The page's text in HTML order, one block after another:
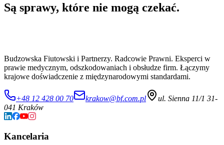
Są sprawy, które nie mogą czekać.
Budzowska Fiutowski i Partnerzy. Radcowie Prawni. Eksperci w
prawie medycznym, odszkodowaniach i obsłudze firm. Łączymy
krajowe doświadczenie z międzynarodowymi standardami.
+48 12 428 00 70 krakow@bf.com.pl
ul. Sienna 11/1 31-
041 Kraków
Kancelaria